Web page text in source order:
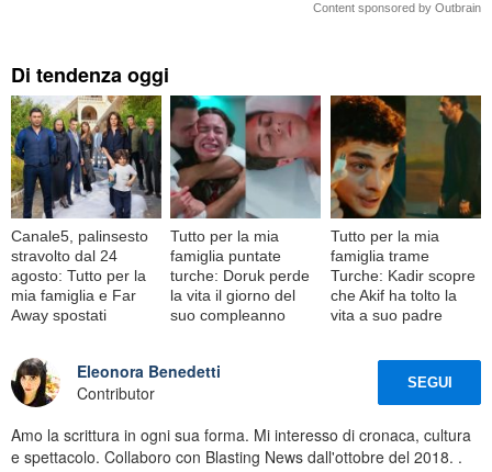
Content sponsored by Outbrain
Di tendenza oggi
Canale5, palinsesto
stravolto dal 24
agosto: Tutto per la
mia famiglia e Far
Away spostati
Tutto per la mia
famiglia puntate
turche: Doruk perde
la vita il giorno del
suo compleanno
Tutto per la mia
famiglia trame
Turche: Kadir scopre
che Akif ha tolto la
vita a suo padre
Eleonora Benedetti
Contributor
SEGUI
Amo la scrittura in ogni sua forma. Mi interesso di cronaca, cultura
e spettacolo. Collaboro con Blasting News dall'ottobre del 2018. .